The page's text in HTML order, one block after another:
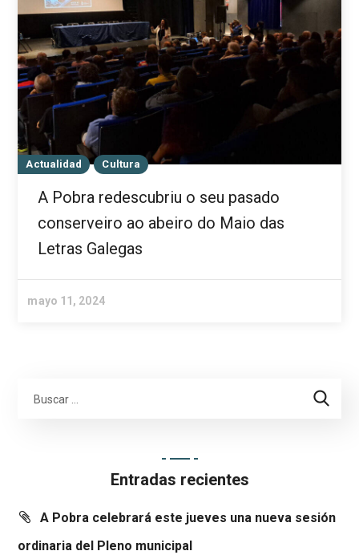
Actualidad Cultura
A Pobra redescubriu o seu pasado
conserveiro ao abeiro do Maio das
Letras Galegas
mayo 11, 2024
Entradas recientes
A Pobra celebrará este jueves una nueva sesión
ordinaria del Pleno municipal